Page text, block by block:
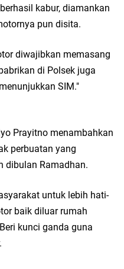
Lewat Pemanfaatan Gedung C
Gowes dan Pasar Ahad
Penyembelihan Hewan
kabur, diamankan
pun disita.
diwajibkan memasang
di Polsek juga
SIM."
Prayitno menambahkan
perbuatan yang
dibulan Ramadhan.
untuk lebih hati-
baik diluar rumah
kunci ganda guna